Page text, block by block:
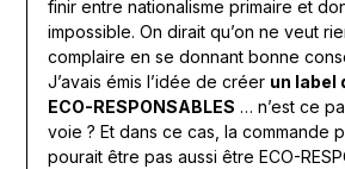
finir entre nationalisme primaire et
impossible. On dirait qu’on ne veut
complaire en se donnant bonne
J’avais émis l’idée de créer un label
ECO-RESPONSABLES … n’est ce
voie ? Et dans ce cas, la commande
pourait être pas aussi être ECO-